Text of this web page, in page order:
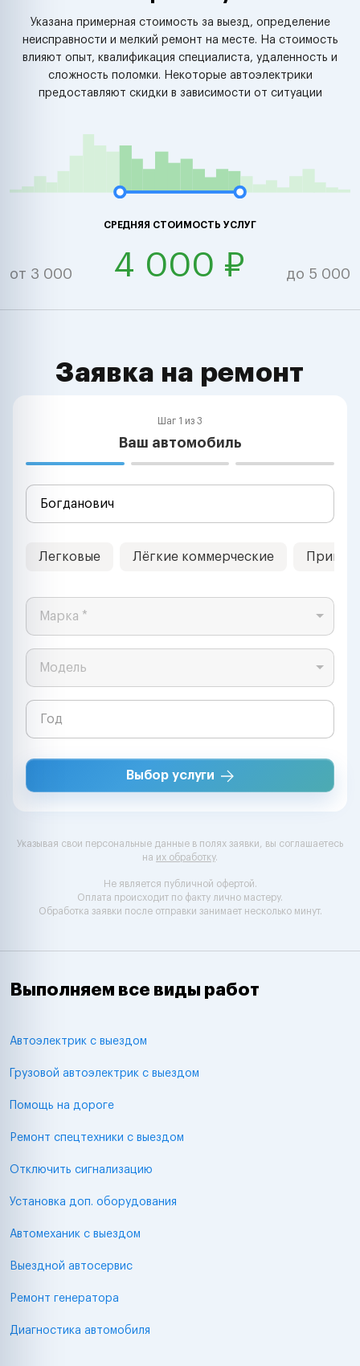
Указана примерная стоимость за выезд, определение
неисправности и мелкий ремонт на месте. На стоимость
влияют опыт, квалификация специалиста, удаленность и
сложность поломки. Некоторые автоэлектрики
предоставляют скидки в зависимости от ситуации
СРЕДНЯЯ СТОИМОСТЬ УСЛУГ
от 3 000 4 000 ₽ до 5 000
Заявка на ремонт
Шаг 1 из 3
Ваш автомобиль
Легковые Лёгкие коммерческие
Марка *
Модель
Выбор услуги
Указывая свои персональные данные в полях заявки, вы соглашаетесь
на их обработку.
Не является публичной офертой.
Оплата происходит по факту лично мастеру.
Обработка заявки после отправки занимает несколько минут.
Выполняем все виды работ
Автоэлектрик с выездом
Грузовой автоэлектрик с выездом
Помощь на дороге
Ремонт спецтехники с выездом
Отключить сигнализацию
Установка доп. оборудования
Автомеханик с выездом
Выездной автосервис
Ремонт генератора
Диагностика автомобиля